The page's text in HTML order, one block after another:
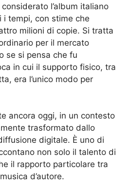
l’album italiano
tempi, con stime che
milioni di copie. Si tratta
per il mercato
se si pensa che fu
in cui il supporto fisico, tra
era l’unico modo per
ancora oggi, in un contesto
trasformato dallo
digitale. È uno di
non solo il talento di
il rapporto particolare tra
d’autore.